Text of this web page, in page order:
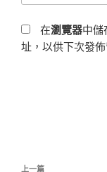
在瀏覽器中儲
址，以供下次發
文
上一篇